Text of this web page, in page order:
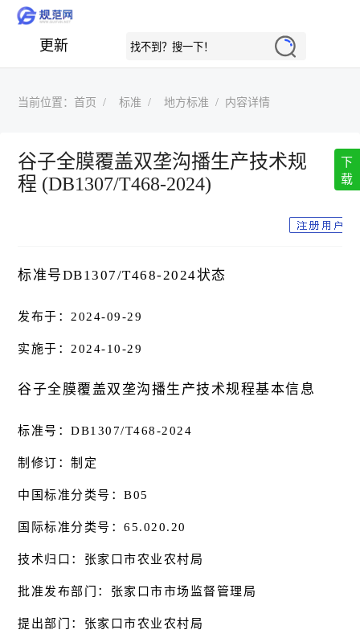
更新
当前位置： 首页 标准 地方标准 内容详情
谷子全膜覆盖双垄沟播生产技术规
程 (DB1307/T468-2024)
下
载
标准号DB1307/T468-2024状态
发布于：2024-09-29
实施于：2024-10-29
谷子全膜覆盖双垄沟播生产技术规程基本信息
标准号：DB1307/T468-2024
制修订：制定
中国标准分类号：B05
国际标准分类号：65.020.20
技术归口：张家口市农业农村局
批准发布部门：张家口市市场监督管理局
提出部门：张家口市农业农村局